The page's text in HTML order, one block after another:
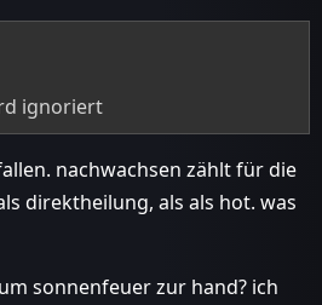
ignoriert
nachwachsen zählt für die
direktheilung, als als hot. was
sonnenfeuer zur hand? ich